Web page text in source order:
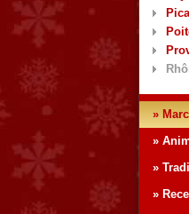
»
»
»
»